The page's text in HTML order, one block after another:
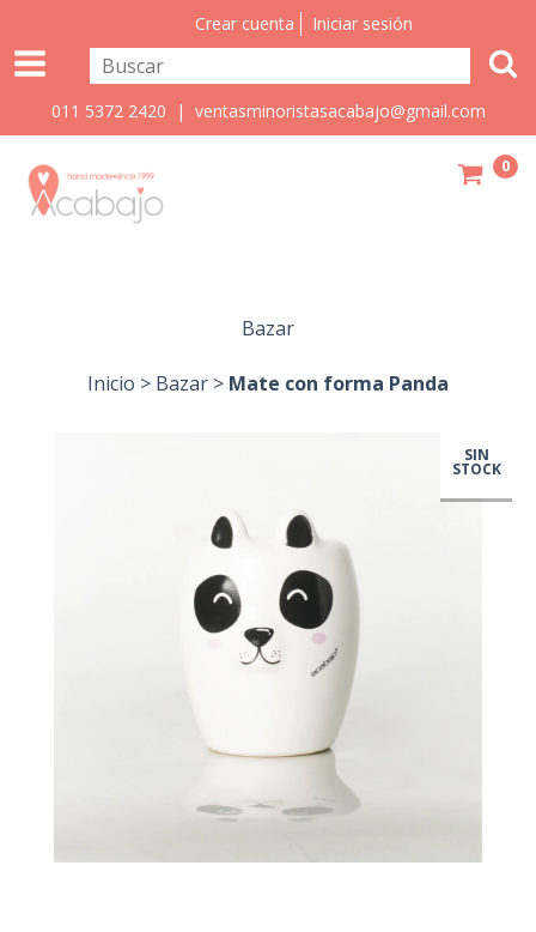
Crear cuenta Iniciar sesión
011 5372 2420 | ventasminoristasacabajo@gmail.com
0
Bazar
Inicio > Bazar > Mate con forma Panda
SIN
STOCK